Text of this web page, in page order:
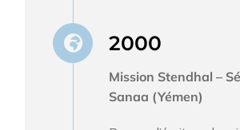
2000
Mission Stendhal –
Sanaa (Yémen)